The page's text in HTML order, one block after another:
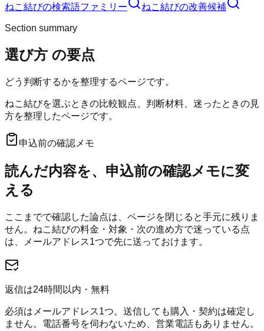
ねこ結びの検索語ファミリー ねこ結びの改善候補
Section summary
選び方 の要点
どう判断するかを整理するページです。
ねこ結びを選ぶときの比較観点、判断材料、迷ったときの見
方を整理したページです。
申込前の確認メモ
読んだ内容を、申込前の確認メモに変
える
ここまでで確認した論点は、ページを閉じると手元に残りま
せん。 ねこ結びの料金・対象・次の進め方で迷っている点
は、メールアドレス1つで先に送っておけます。
返信は24時間以内・無料
必須はメールアドレス1つ。送信しても購入・契約は確定し
ません。電話番号を伺わないため、営業電話もありません。